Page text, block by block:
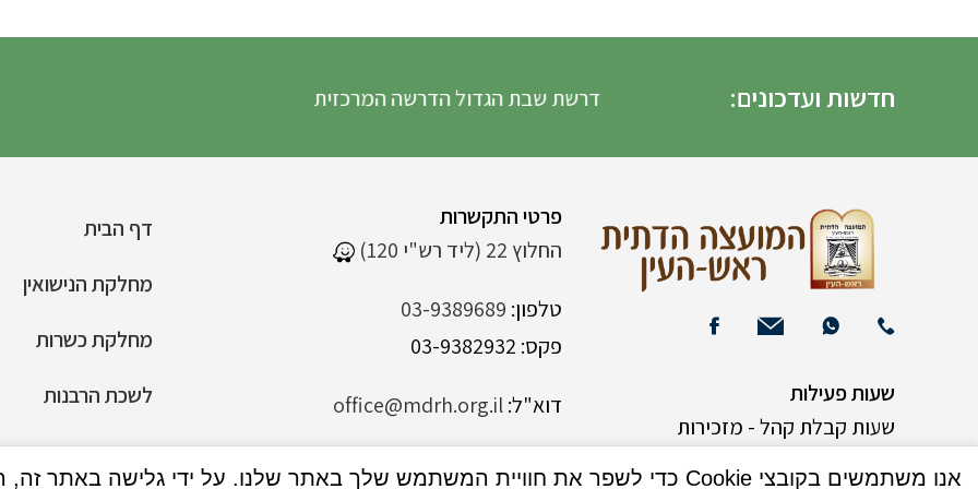
חדשות ועדכונים: דרשת שבת הגדול הדרשה המרכזית
דף הבית
מחלקת הנישואין
מחלקת כשרות
לשכת הרבנות
הצהרת נגישות
פרטי התקשרות
החלוץ 22 (ליד רש"י 120)
טלפון: 03-9389689
פקס: 03-9382932
דוא"ל:office@mdrh.org.il
שעות פעילות
שעות קבלת קהל - מזכירות
אנו משתמשים בקובצי Cookie כדי לשפר את חוויית המשתמש שלך באתר שלנו. על ידי גלישה באתר זה, הנך מסכים לשימוש שלנו בקובצי Cookie.